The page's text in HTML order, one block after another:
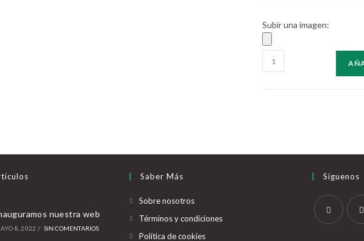
Subir una imagen:
Caja
pino
nuestra web
8, 2022 / SIN COMENTARIOS
Saber Más
Sobre nosotros
Términos y condiciones
Política de cookies
Síguenos